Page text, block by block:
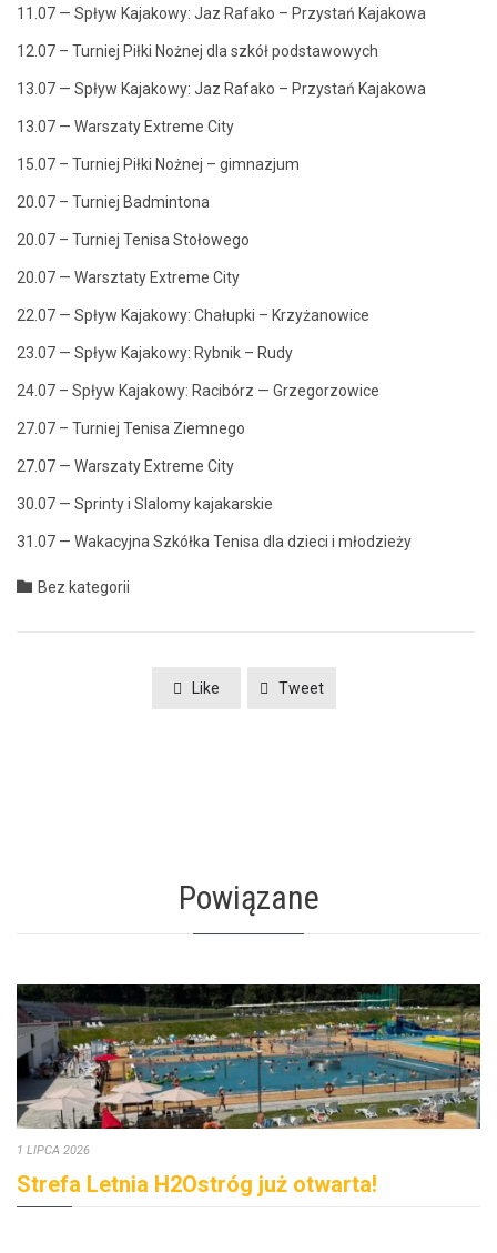
11.07 — Spływ Kajakowy: Jaz Rafako – Przys­tań Kajakowa
12.07 – Turniej Pił­ki Nożnej dla szkół podstawowych
13.07 — Spływ Kajakowy: Jaz Rafako – Przys­tań Kajakowa
13.07 — Warszaty Extreme City
15.07 – Turniej Pił­ki Nożnej – gimnazjum
20.07 – Turniej Badmintona
20.07 – Turniej Tenisa Stołowego
20.07 — Warsz­taty Extreme City
22.07 — Spływ Kajakowy: Chałup­ki – Krzyżanowice
23.07 — Spływ Kajakowy: Ryb­nik – Rudy
24.07 – Spływ Kajakowy: Racibórz — Grzegorzowice
27.07 – Turniej Tenisa Ziemnego
27.07 — Warszaty Extreme City
30.07 — Sprinty i Slalomy kajakarskie
31.07 — Waka­cyj­na Szkół­ka Tenisa dla dzieci i młodzieży
 Category
Bez kategorii
Like Tweet
Powiązane
1 LIPCA 2026
Strefa Letnia H2Ostróg już otwarta!